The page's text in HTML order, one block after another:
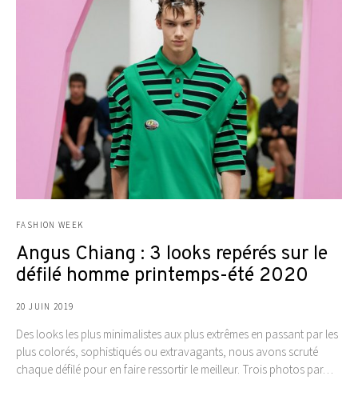
FASHION WEEK
Angus Chiang : 3 looks repérés sur le
défilé homme printemps-été 2020
20 JUIN 2019
Des looks les plus minimalistes aux plus extrêmes en passant par les
plus colorés, sophistiqués ou extravagants, nous avons scruté
chaque défilé pour en faire ressortir le meilleur. Trois photos par…